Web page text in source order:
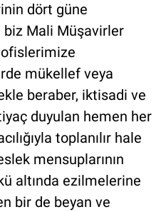
dört güne
biz Mali Müşavirler
mükellef veya
beraber, iktisadi ve
duyulan hemen her
toplanılır hale
mensuplarının
altında ezilmelerine
bir de beyan ve